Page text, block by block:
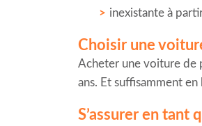
inexistante à
Choisir une
Acheter une voiture de
ans. Et suffisamment
S’assurer en tant